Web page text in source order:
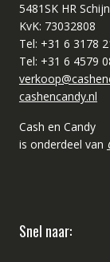
5481SK HR
KvK: 73032808
Tel: +31 6 3178
Tel: +31 6 4579
cashencandy.nl
Cash en Candy
is onderdeel van
Snel naar: